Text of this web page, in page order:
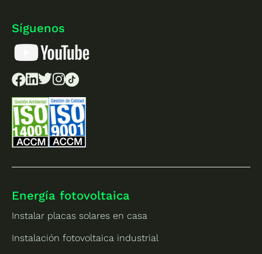
Síguenos
Energía fotovoltaica
Instalar placas solares en casa
Instalación fotovoltaica industrial